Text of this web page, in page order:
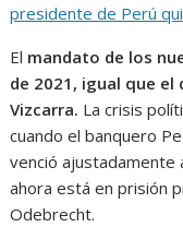
presidente de Perú
El mandato de los
de 2021, igual que el
Vizcarra. La crisis
cuando el banquero
venció ajustadamente
ahora está en prisión
Odebrecht.